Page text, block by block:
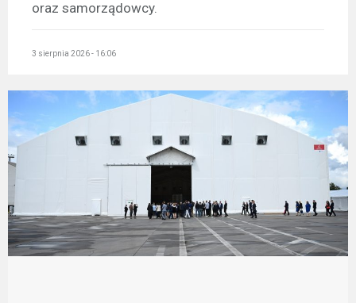
oraz samorządowcy.
3 sierpnia 2026 - 16:06